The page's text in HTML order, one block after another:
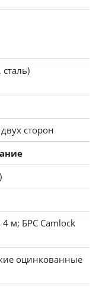
сторон
м; БРС Camlock
оцинкованные